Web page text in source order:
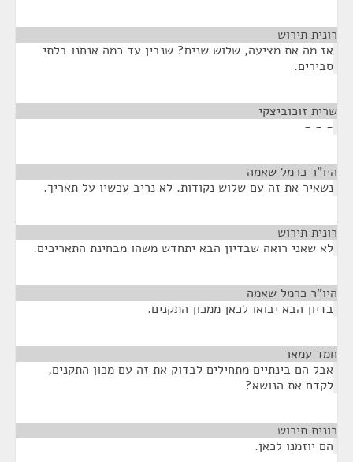
רונית תירוש
אז מה את מציעה, שלוש שנים? שנבין עד כמה אנחנו בלתי
סבירים.
שרית זוכוביצקי
- - -
היו"ר כרמל שאמה
נשאיר את זה עם שלוש נקודות. לא נריב עכשיו על תאריך.
רונית תירוש
לא שאני רואה שבדיון הבא יתחדש משהו מבחינת התאריכים.
היו"ר כרמל שאמה
בדיון הבא יבואו לכאן ממכון התקנים.
חמד עמאר
אבל הם בינתיים מתחילים לבדוק את זה עם מכון התקנים,
לקדם את הנושא?
רונית תירוש
הם יוזמנו לכאן.